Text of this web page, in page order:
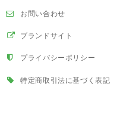
お問い合わせ
ブランドサイト
プライバシーポリシー
特定商取引法に基づく表記